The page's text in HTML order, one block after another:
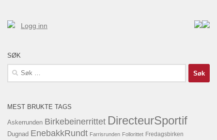
Logg inn
SØK
Søk
MEST BRUKTE TAGS
Askerrunden Birkebeinerrittet DirecteurSportif
Dugnad EnebakkRundt Farrisrunden Follorittet Fredagsbirken